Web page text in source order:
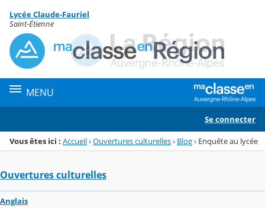
Menu de la rubrique
Contenu
Lycée Claude-Fauriel
Saint-Étienne
MENU
Se connecter
Vous êtes ici : Accueil›Ouvertures culturelles› Blog› Enquête au lycée
Ouvertures culturelles
Anglais